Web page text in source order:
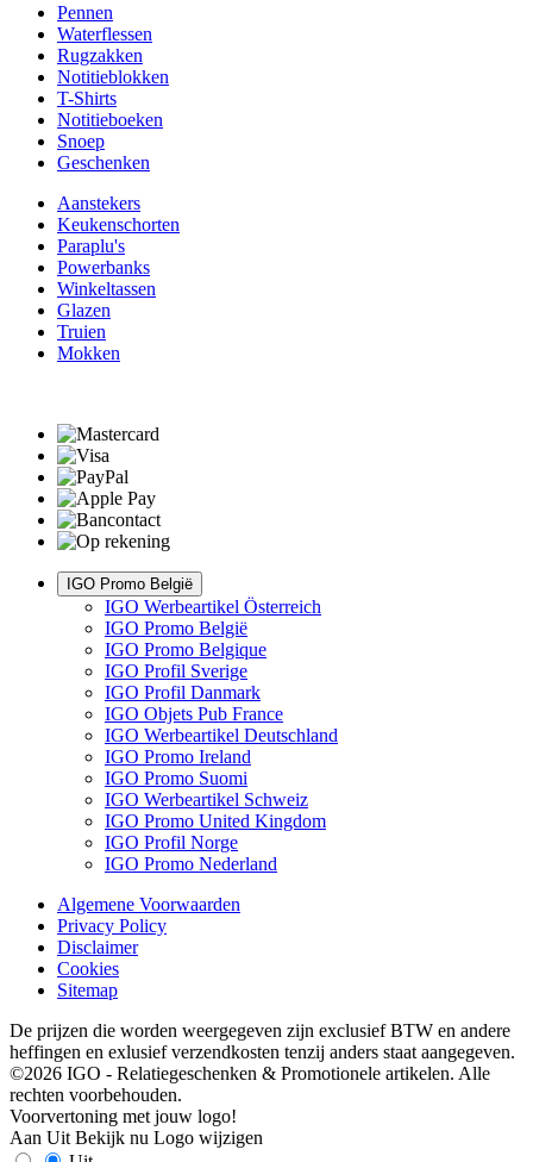
Pennen
Waterflessen
Rugzakken
Notitieblokken
T-Shirts
Notitieboeken
Snoep
Geschenken
Aanstekers
Keukenschorten
Paraplu's
Powerbanks
Winkeltassen
Glazen
Truien
Mokken
IGO Promo België
IGO Werbeartikel Österreich
IGO Promo België
IGO Promo Belgique
IGO Profil Sverige
IGO Profil Danmark
IGO Objets Pub France
IGO Werbeartikel Deutschland
IGO Promo Ireland
IGO Promo Suomi
IGO Werbeartikel Schweiz
IGO Promo United Kingdom
IGO Profil Norge
IGO Promo Nederland
Algemene Voorwaarden
Privacy Policy
Disclaimer
Cookies
Sitemap
De prijzen die worden weergegeven zijn exclusief BTW en andere
heffingen en exlusief verzendkosten tenzij anders staat aangegeven.
©2026 IGO - Relatiegeschenken & Promotionele artikelen. Alle
rechten voorbehouden.
Voorvertoning met jouw logo!
Aan Uit Bekijk nu Logo wijzigen